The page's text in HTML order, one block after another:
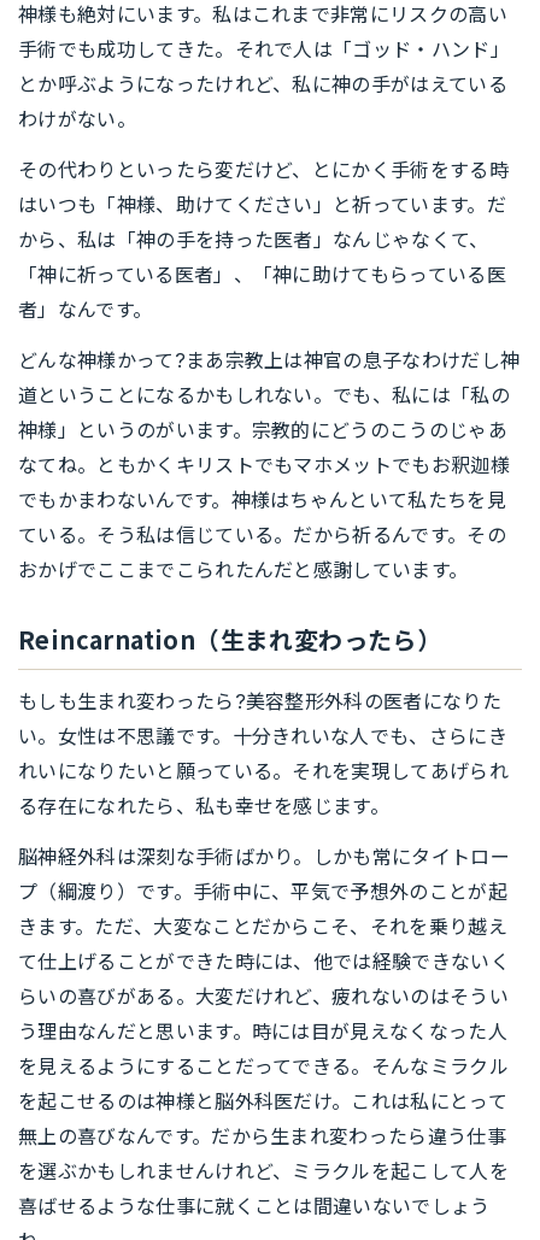
神様も絶対にいます。私はこれまで非常にリスクの高い
手術でも成功してきた。それで人は「ゴッド・ハンド」
とか呼ぶようになったけれど、私に神の手がはえている
わけがない。
その代わりといったら変だけど、とにかく手術をする時
はいつも「神様、助けてください」と祈っています。だ
から、私は「神の手を持った医者」なんじゃなくて、
「神に祈っている医者」、「神に助けてもらっている医
者」なんです。
どんな神様かって?まあ宗教上は神官の息子なわけだし神
道ということになるかもしれない。でも、私には「私の
神様」というのがいます。宗教的にどうのこうのじゃあ
なてね。ともかくキリストでもマホメットでもお釈迦様
でもかまわないんです。神様はちゃんといて私たちを見
ている。そう私は信じている。だから祈るんです。その
おかげでここまでこられたんだと感謝しています。
Reincarnation（生まれ変わったら）
もしも生まれ変わったら?美容整形外科の医者になりた
い。女性は不思議です。十分きれいな人でも、さらにき
れいになりたいと願っている。それを実現してあげられ
る存在になれたら、私も幸せを感じます。
脳神経外科は深刻な手術ばかり。しかも常にタイトロー
プ（綱渡り）です。手術中に、平気で予想外のことが起
きます。ただ、大変なことだからこそ、それを乗り越え
て仕上げることができた時には、他では経験できないく
らいの喜びがある。大変だけれど、疲れないのはそうい
う理由なんだと思います。時には目が見えなくなった人
を見えるようにすることだってできる。そんなミラクル
を起こせるのは神様と脳外科医だけ。これは私にとって
無上の喜びなんです。だから生まれ変わったら違う仕事
を選ぶかもしれませんけれど、ミラクルを起こして人を
喜ばせるような仕事に就くことは間違いないでしょう